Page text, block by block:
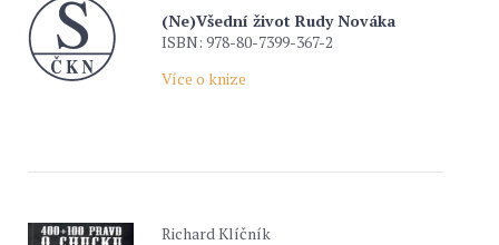
(Ne)Všední život Rudy Nováka
ISBN: 978-80-7399-367-2
Více o knize
Richard Klíčník